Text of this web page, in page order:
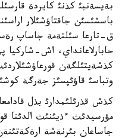
بةيسةنبئ كذنئ كايردة
باسشئسئن جاقتاؤشئلار
ق-تارعا سئلتةمة جاساپ
حابارلاعانداي، اش-شاركيا
كذشةيتئلگةن
وتباسئ قاؤئپسئز جةرگة
كذش قذرئلئمدارئ بذل
مؤرسيدئث ءذيئنئث الدئنا
جاساعان بئرنةشة